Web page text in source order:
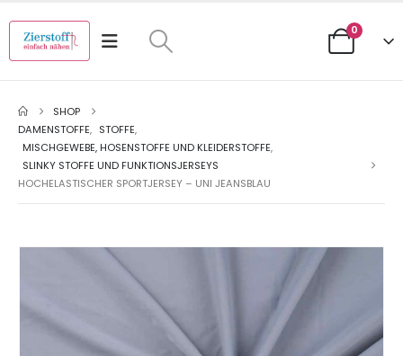
0
SHOP
DAMENSTOFFE, STOFFE,
MISCHGEWEBE, HOSENSTOFFE UND KLEIDERSTOFFE,
SLINKY STOFFE UND FUNKTIONSJERSEYS
HOCHELASTISCHER SPORTJERSEY – UNI JEANSBLAU